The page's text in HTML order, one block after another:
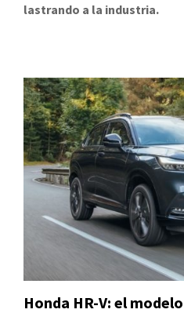
lastrando a la industria.
Honda HR-V: el